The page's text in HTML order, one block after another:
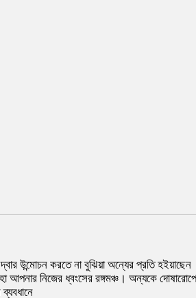
উন্মোচন করতে না বুঝিয়া অন্যের প্রতি হইয়াছেন
আপনার নিজের ধ্বংসের রঙ্গমঞ্চ। অন্যকে দোষারোপে